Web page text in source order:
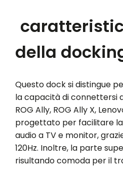
della
Questo dock si distingue
la capacità di connettersi
ROG Ally, ROG Ally X,
progettato per facilitare la
audio a TV e monitor,
120Hz. Inoltre, la parte
risultando comoda per il